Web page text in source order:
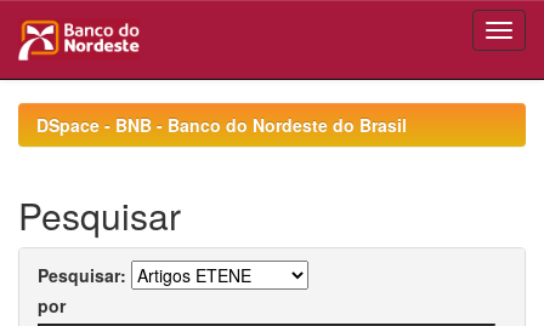
navigationDSpace - BNB - Banco do Nordeste do Brasil
Pesquisar
Pesquisar:
por